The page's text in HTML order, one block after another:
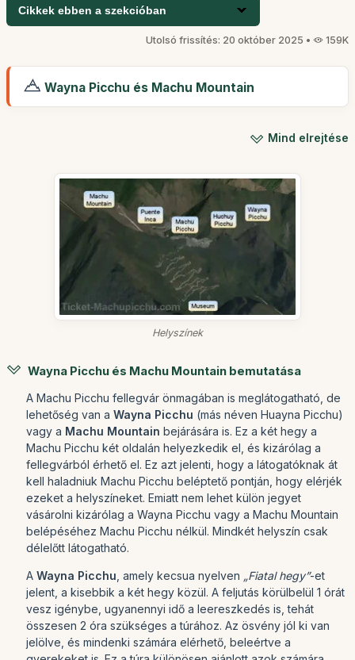
Cikkek ebben a szekcióban
Utolsó frissítés: 20 október 2025 • 159K
Wayna Picchu és Machu Mountain
Mind elrejtése
Helyszínek
Wayna Picchu és Machu Mountain bemutatása
A Machu Picchu fellegvár önmagában is meglátogatható, de
lehetőség van a Wayna Picchu (más néven Huayna Picchu)
vagy a Machu Mountain bejárására is. Ez a két hegy a
Machu Picchu két oldalán helyezkedik el, és kizárólag a
fellegvárból érhető el. Ez azt jelenti, hogy a látogatóknak át
kell haladniuk Machu Picchu beléptető pontján, hogy elérjék
ezeket a helyszíneket. Emiatt nem lehet külön jegyet
vásárolni kizárólag a Wayna Picchu vagy a Machu Mountain
belépéséhez Machu Picchu nélkül. Mindkét helyszín csak
délelőtt látogatható.
A Wayna Picchu , amely kecsua nyelven „Fiatal hegy”-et
jelent, a kisebbik a két hegy közül. A feljutás körülbelül 1 órát
vesz igénybe, ugyanennyi idő a leereszkedés is, tehát
összesen 2 óra szükséges a túrához. Az ösvény jól ki van
jelölve, és mindenki számára elérhető, beleértve a